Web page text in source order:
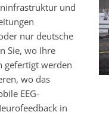
und
nur deutsche
Sie, wo Ihre
gefertigt werden
wo das
EEG-
in